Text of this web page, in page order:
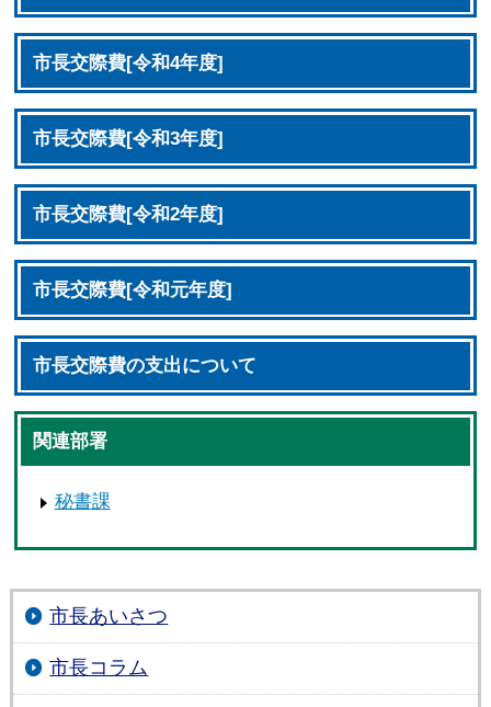
市長交際費[令和4年度]
市長交際費[令和3年度]
市長交際費[令和2年度]
市長交際費[令和元年度]
市長交際費の支出について
関連部署
秘書課
市長あいさつ
市長コラム